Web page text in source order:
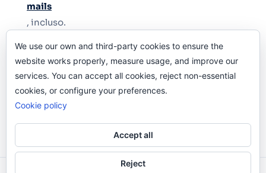
mails
, incluso.
Y si una persona no puede tener teléfono, que
le quiten el teléfono.
We use our own and third-party cookies to ensure the
website works properly, measure usage, and improve our
services. You can accept all cookies, reject non-essential
cookies, or configure your preferences.
Cookie policy
Accept all
Reject